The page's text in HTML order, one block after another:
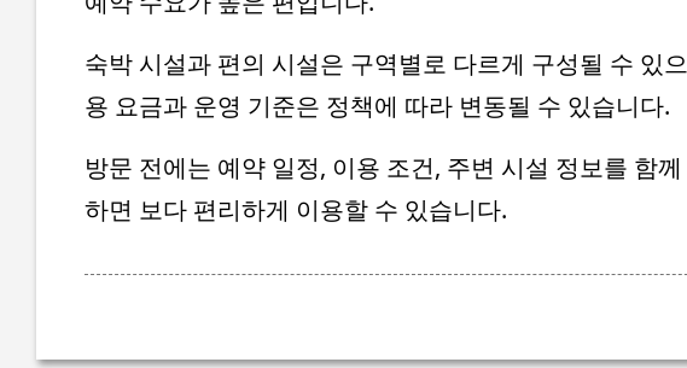
숙박 시설과 편의 시설은 구역별로 다르게 구성될 수 있
용 요금과 운영 기준은 정책에 따라 변동될 수 있습니다.
방문 전에는 예약 일정, 이용 조건, 주변 시설 정보를 함
하면 보다 편리하게 이용할 수 있습니다.